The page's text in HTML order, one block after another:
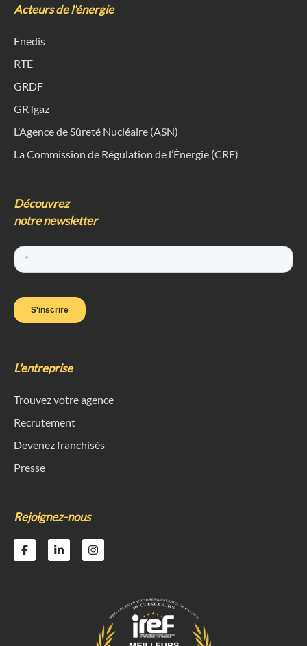
Acteurs de l'énergie
Enedis
RTE
GRDF
GRTgaz
L’Agence de Sûreté Nucléaire (ASN)
La Commission de Régulation de l’Énergie (CRE)
Découvrez
notre newsletter
L'entreprise
Trouvez votre agence
Recrutement
Devenez franchisés
Presse
Rejoignez-nous